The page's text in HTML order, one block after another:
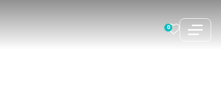
0